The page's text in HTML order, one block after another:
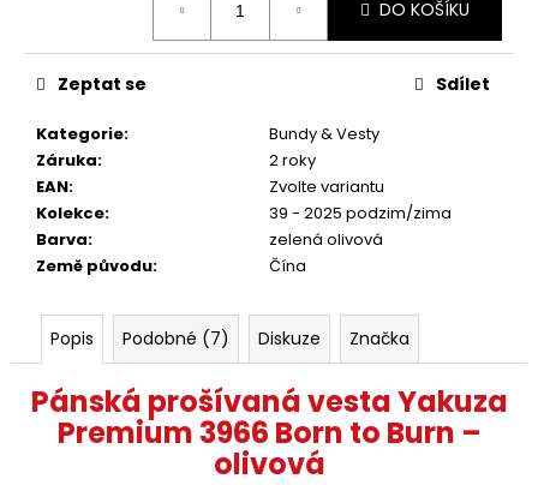
DO KOŠÍKU
Kategorie:
Bundy & Vesty
Záruka:
2 roky
EAN:
Zvolte variantu
Kolekce:
39 - 2025 podzim/zima
Barva:
zelená olivová
Země původu: Čína
Zeptat se Sdílet
Popis Podobné (7) Diskuze Značka
Pánská prošívaná vesta Yakuza
Premium 3966 Born to Burn –
olivová
LEGEND
848